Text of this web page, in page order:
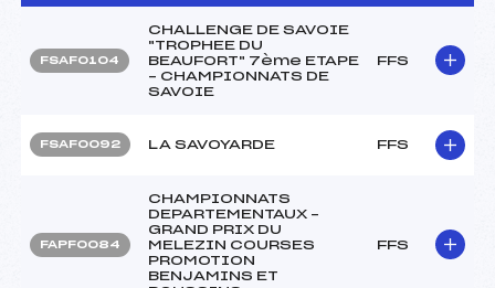
FSAF0104
CHALLENGE DE SAVOIE
"TROPHEE DU
BEAUFORT" 7ème ETAPE
– CHAMPIONNATS DE
SAVOIE
FFS
FSAF0092 LA SAVOYARDE FFS
FAPF0084
CHAMPIONNATS
DEPARTEMENTAUX –
GRAND PRIX DU
MELEZIN COURSES
PROMOTION
BENJAMINS ET
FFS